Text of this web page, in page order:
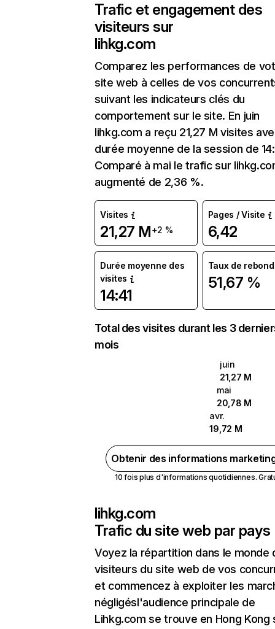
Trafic et engagement des
visiteurs sur
lihkg.com
Comparez les performances de
site web à celles de vos
suivant les indicateurs clés du
comportement sur le site. En juin
lihkg.com a reçu 21,27 M visites
durée moyenne de la session de
Comparé à mai le trafic sur
augmenté de 2,36 %.
Visites
21,27 M+2 %
Pages / Visite
6,42
Durée moyenne des
visites
14:41
Taux de rebond
51,67 %
Total des visites durant les 3
mois
juin
21,27 M
mai
20,78 M
avr.
19,72 M
Obtenir des informations
10 fois plus d'informations quotidiennes.
lihkg.com
Trafic du site web par pays
Voyez la répartition dans le monde
visiteurs du site web de vos
et commencez à exploiter les
négligésl'audience principale de
Lihkg.com se trouve en Hong Kong